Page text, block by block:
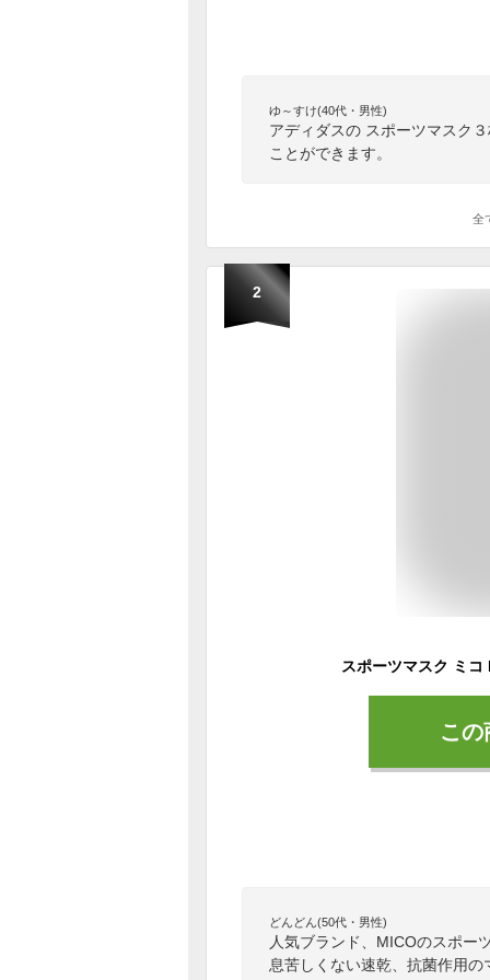
ゆ～すけ(40代・男性)
アディダスの スポーツマスク
ことができます。
全
2
こ
どんどん(50代・男性)
人気ブランド、MICOのスポー
息苦しくない速乾、抗菌作用